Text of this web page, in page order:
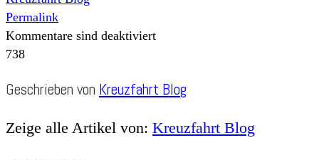
Permalink
Kommentare sind deaktiviert
738
Geschrieben von Kreuzfahrt Blog
Zeige alle Artikel von: Kreuzfahrt Blog